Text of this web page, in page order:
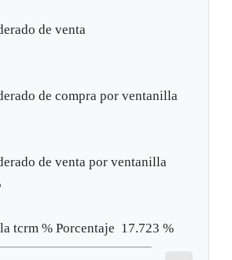
de venta
de compra por ventanilla
de venta por ventanilla
tcrm % Porcentaje 17.723 %